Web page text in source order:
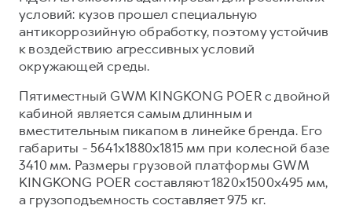
DARGO
от 3 199 000 ₽
DARGO X
от 3 499 000 ₽
от 2 899 000 ₽ от 3 599 000 ₽
КРЕДИТ И СТРАХОВАНИЕ
Кредитный калькулятор
Страхование
Кредит
КОРПОРАТИВНЫМ КЛИЕНТАМ
Для малого бизнеса
Программа «Помощь на дороге»
Регламенты технического обслуживания
Электронный ПТС
ПОДДЕРЖКА
GWM Безопасность
Гарантия HAVAL
Мобильное приложение GWM
Контакты
условий: кузов прошел специальную
антикоррозийную обработку, поэтому устойчив
к воздействию агрессивных условий
окружающей среды.
Пятиместный GWM KINGKONG POER с двойной
кабиной является самым длинным и
вместительным пикапом в линейке бренда. Его
габариты - 5641х1880х1815 мм при колесной базе
3410 мм. Размеры грузовой платформы GWM
KINGKONG POER составляют 1820х1500х495 мм,
а грузоподъемность составляет 975 кг.